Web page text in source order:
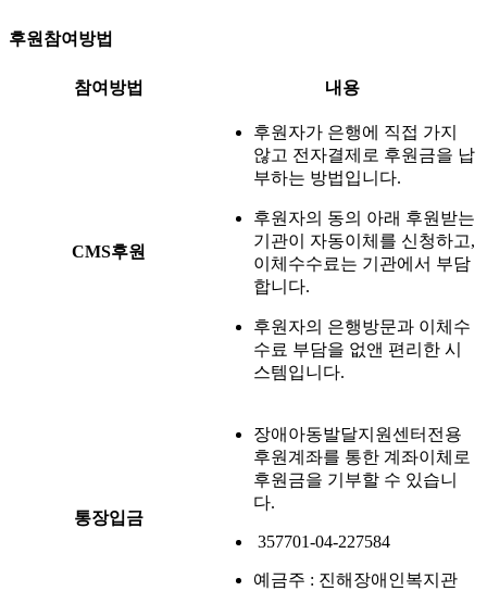
후원참여방법
참여방법 내용
CMS후원
후원자가 은행에 직접 가지
않고 전자결제로 후원금을 납
부하는 방법입니다.
후원자의 동의 아래 후원받는
기관이 자동이체를 신청하고,
이체수수료는 기관에서 부담
합니다.
후원자의 은행방문과 이체수
수료 부담을 없앤 편리한 시
스템입니다.
통장입금
장애아동발달지원센터전용
후원계좌를 통한 계좌이체로
후원금을 기부할 수 있습니
다.
357701-04-227584
예금주 : 진해장애인복지관